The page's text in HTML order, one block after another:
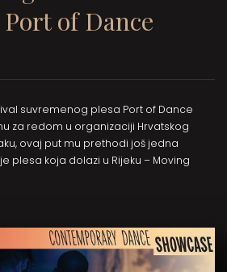
of Dance
suvremenog plesa Port of Dance
za redom u organizaciji Hrvatskog
ovaj put mu prethodi još jedna
plesa koja dolazi u Rijeku – Moving